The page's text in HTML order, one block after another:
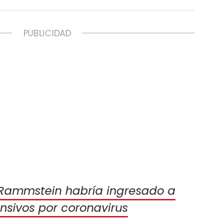
habría ingresado a
por coronavirus